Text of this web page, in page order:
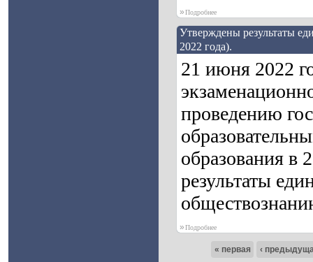
»Подробнее
Утверждены результаты
2022 года).
21 июня 2022
проведению
образования в
результаты
»Подробнее
« первая ‹